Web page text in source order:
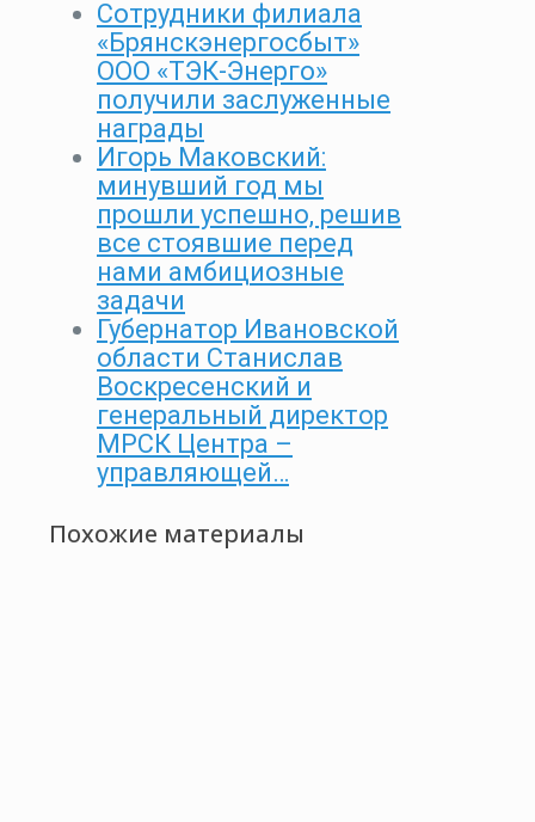
Сотрудники филиала
«Брянскэнергосбыт»
ООО «ТЭК-Энерго»
получили заслуженные
награды
Игорь Маковский:
минувший год мы
прошли успешно, решив
все стоявшие перед
нами амбициозные
задачи
Губернатор Ивановской
области Станислав
Воскресенский и
генеральный директор
МРСК Центра –
управляющей…
Похожие материалы